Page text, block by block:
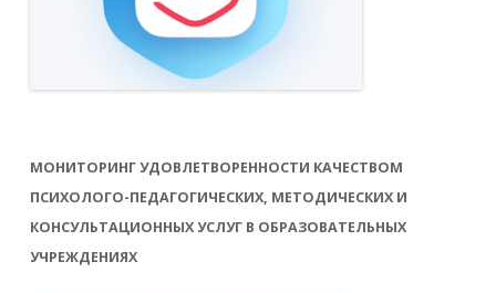
МОНИТОРИНГ УДОВЛЕТВОРЕННОСТИ КАЧЕСТВОМ
ПСИХОЛОГО-ПЕДАГОГИЧЕСКИХ, МЕТОДИЧЕСКИХ И
КОНСУЛЬТАЦИОННЫХ УСЛУГ В ОБРАЗОВАТЕЛЬНЫХ
УЧРЕЖДЕНИЯХ